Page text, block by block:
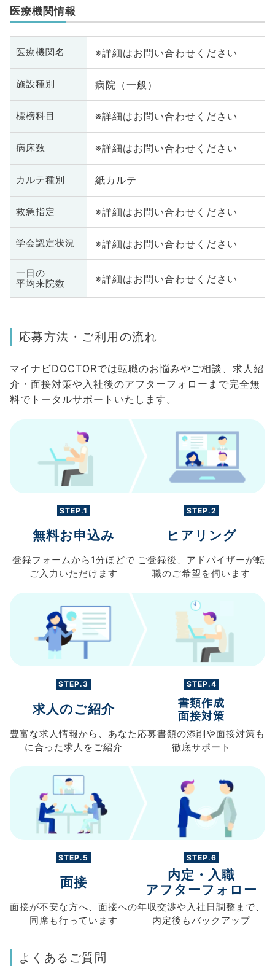
医療機関情報
医療機関名 ※詳細はお問い合わせください
施設種別 病院（一般）
標榜科目 ※詳細はお問い合わせください
病床数 ※詳細はお問い合わせください
カルテ種別 紙カルテ
救急指定 ※詳細はお問い合わせください
学会認定状況 ※詳細はお問い合わせください
一日の
平均来院数
※詳細はお問い合わせください
応募方法・ご利用の流れ
マイナビDOCTORでは転職のお悩みやご相談、求人紹
介・面接対策や入社後のアフターフォローまで完全無
料でトータルサポートいたします。
STEP.1
無料お申込み
登録フォームから 1分ほどで
ご入力 いただけます
STEP.2
ヒアリング
ご登録後、 アドバイザーが転
職のご希望を伺います
STEP.3
求人のご紹介
豊富な求人情報から、 あなた
に合った求人を ご紹介
STEP.4
書類作成
面接対策
応募書類の添削や面接対策も
徹底サポート
STEP.5
面接
面接が不安な方へ、 面接への
同席も行っています
STEP.6
内定・入職
アフターフォロー
年収交渉や入社日調整まで、
内定後もバックアップ
よくあるご質問